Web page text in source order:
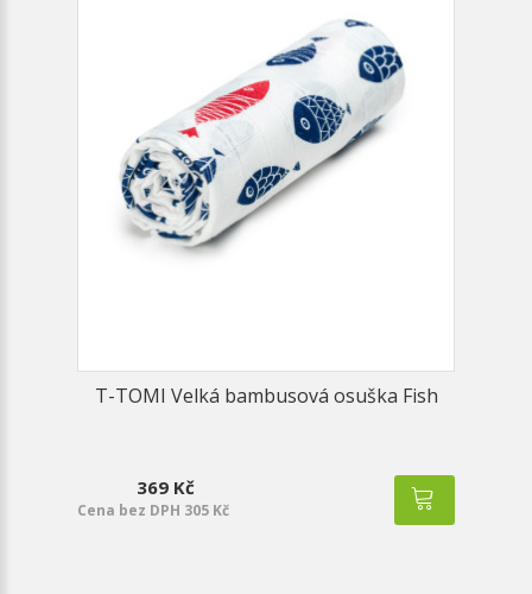
T-TOMI Velká bambusová osuška Fish
369 Kč
Cena bez DPH 305 Kč